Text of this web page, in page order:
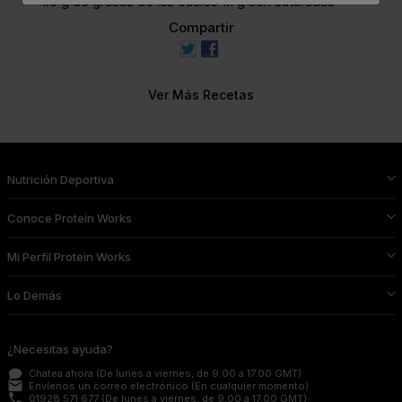
Compartir
Ver Más Recetas
Nutrición Deportiva
Conoce Protein Works
Mi Perfil Protein Works
Lo Demás
¿Necesitas ayuda?
Chatea ahora (De lunes a viernes, de 9.00 a 17.00 GMT)
email Envíenos un correo electrónico (En cualquier momento)
phone 01928 571 677 (De lunes a viernes, de 9.00 a 17.00 GMT)